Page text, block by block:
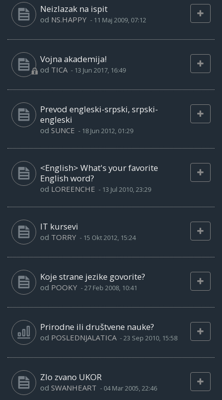
Neizlazak na ispit
od NS.HAPPY - 11 Maj 2009, 07:12
Vojna akademija!
od TICA - 13 Jun 2017, 16:49
Prevod engleski-srpski, srpski-
engleski
od SUNCE - 18 Jun 2012, 01:29
<English> What's your favorite
English word?
od LOREENCHE - 13 Jul 2010, 23:29
IT kursevi
od TORRY - 15 Okt 2012, 15:24
Koje strane jezike govorite?
od POOKY -27 Feb 2008, 10:41
Prirodne ili društvene nauke?
od POSLEDNJALATICA -23 Sep 2010, 15:58
Zlo zvano UKOR
od SWANHEART - 04 Mar 2005, 22:46